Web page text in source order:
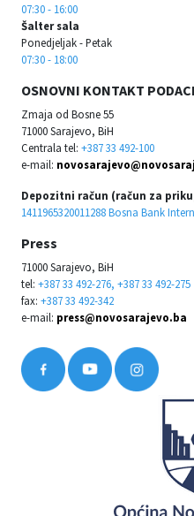
07:30 - 16:00
Šalter sala
Ponedjeljak - Petak
07:30 - 18:00
OSNOVNI KONTAKT PODACI
Zmaja od Bosne 55
71000 Sarajevo, BiH
Centrala tel: +387 33 492-100
e-mail:
Depozitni račun (račun za
1411965320011288 Bosna Bank
Press
71000 Sarajevo, BiH
tel: +387 33 492-276, +387 33 492-275
fax: +387 33 492-342
e-mail: press@novosarajevo.ba